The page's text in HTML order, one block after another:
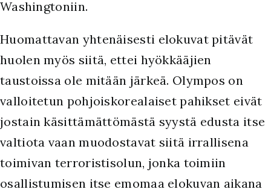
Washingtoniin.
Huomattavan yhtenäisesti elokuvat pitävät
huolen myös siitä, ettei hyökkääjien
taustoissa ole mitään järkeä. Olympos on
valloitetun pohjoiskorealaiset pahikset eivät
jostain käsittämättömästä syystä edusta itse
valtiota vaan muodostavat siitä irrallisena
toimivan terroristisolun, jonka toimiin
osallistumisen itse emomaa elokuvan aikana